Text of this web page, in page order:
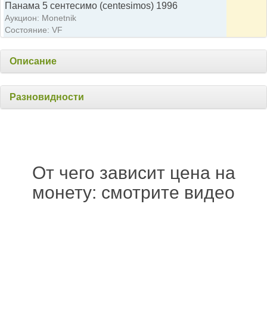
Панама 5 сентесимо (centesimos) 1996
Аукцион: Monetnik
Состояние: VF
Описание
Разновидности
От чего зависит цена на
монету: смотрите видео